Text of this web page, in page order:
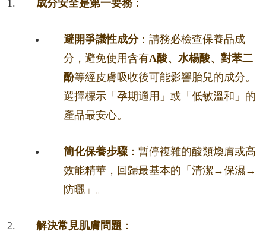
成分安全是第一要務：
避開爭議性成分：請務必檢查保養品成
分，避免使用含有A酸、水楊酸、對苯二
酚等經皮膚吸收後可能影響胎兒的成分。
選擇標示「孕期適用」或「低敏溫和」的
產品最安心。
簡化保養步驟 ：暫停複雜的酸類煥膚或高
效能精華，回歸最基本的「清潔→保濕→
防曬」。
解決常見肌膚問題 ：